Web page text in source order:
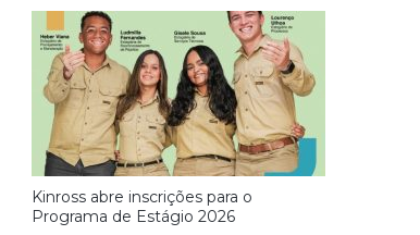
Kinross abre inscrições para o
Programa de Estágio 2026